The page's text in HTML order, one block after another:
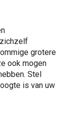
grotere
ook mogen
Stel
is van uw